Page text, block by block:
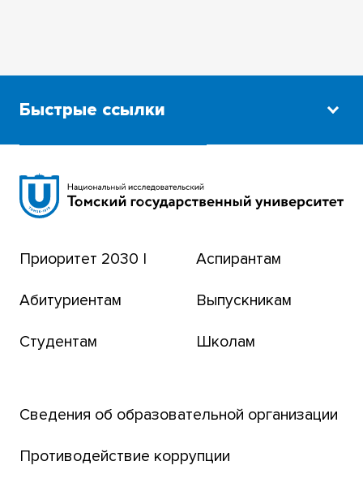
Быстрые ссылки
Сибирский ботанический сад
Томский региональный центр коллективного
Транссибирский научный путь
Парк социогуманитарных технологий ТГУ
Английский для всех
Приоритет 2030 |
Абитуриентам
Студентам
Аспирантам
Выпускникам
Школам
Сведения об образовательной организации
Противодействие коррупции